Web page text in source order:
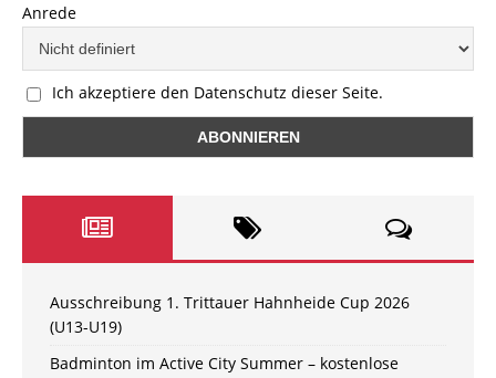
Anrede
Ich akzeptiere den Datenschutz dieser Seite.
Ausschreibung 1. Trittauer Hahnheide Cup 2026
(U13-U19)
Badminton im Active City Summer – kostenlose